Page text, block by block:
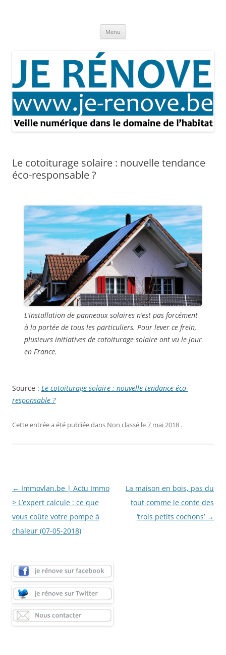
Menu
Le cotoiturage solaire : nouvelle tendance
éco-responsable ?
L’installation de panneaux solaires n’est pas forcément
à la portée de tous les particuliers. Pour lever ce frein,
plusieurs initiatives de cotoiturage solaire ont vu le jour
en France.
Source : Le cotoiturage solaire : nouvelle tendance éco-
responsable ?
Cette entrée a été publiée dans Non classé le7 mai 2018 .
Navigation
des
articles
← Immovlan.be | Actu Immo
> L’expert calcule : ce que
vous coûte votre pompe à
chaleur (07-05-2018)
La maison en bois, pas du
tout comme le conte des
‘trois petits cochons’ →